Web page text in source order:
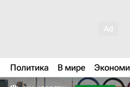
Политика В мире